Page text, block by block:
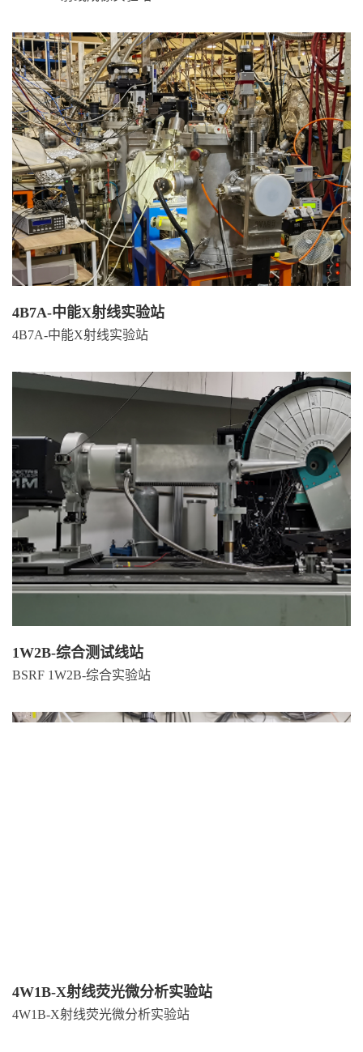
4B7A-中能X射线实验站
4B7A-中能X射线实验站
1W2B-综合测试线站
BSRF 1W2B-综合实验站
4W1B-X射线荧光微分析实验站
4W1B-X射线荧光微分析实验站